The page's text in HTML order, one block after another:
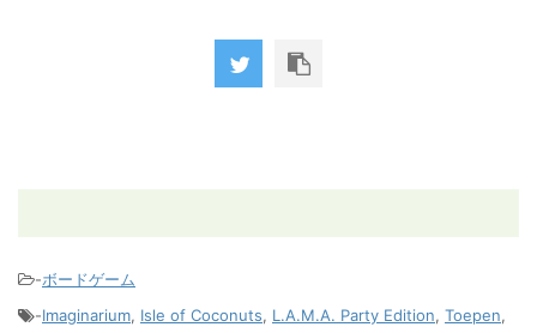
-ボードゲーム
-Imaginarium, Isle of Coconuts, L.A.M.A. Party Edition, Toepen,